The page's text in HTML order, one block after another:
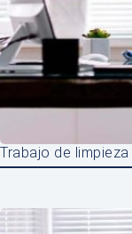
Trabajo de limpieza